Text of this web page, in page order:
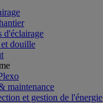
d'éclairage
douille
maintenance
et gestion de l'énergie